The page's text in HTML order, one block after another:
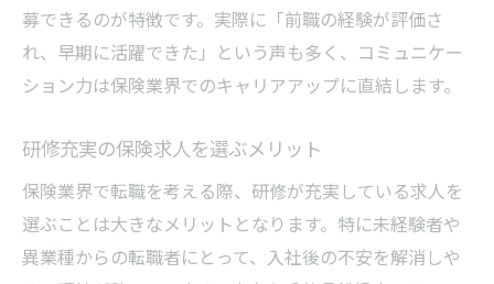
募できるのが特徴です。実際に「前職の経験が評価さ
れ、早期に活躍できた」という声も多く、コミュニケー
ション力は保険業界でのキャリアアップに直結します。
研修充実の保険求人を選ぶメリット
保険業界で転職を考える際、研修が充実している求人を
選ぶことは大きなメリットとなります。特に未経験者や
異業種からの転職者にとって、入社後の不安を解消しや